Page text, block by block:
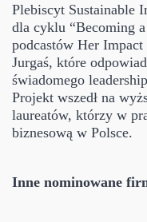
Plebiscyt Sustainable
dla cyklu “Becoming
podcastów Her
Jurgaś, które
świadomego
Projekt wszedł na
laureatów, którzy w
biznesową w Polsce.
Inne nominowane